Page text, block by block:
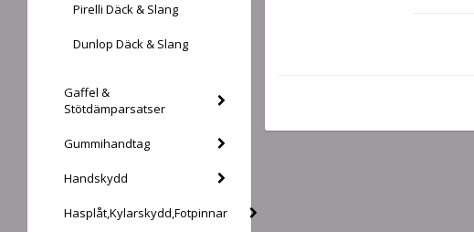
Pirelli Däck & Slang
Dunlop Däck & Slang
Gaffel &
Stötdämparsatser
Gummihandtag
Handskydd
Hasplåt,Kylarskydd,Fotpinnar